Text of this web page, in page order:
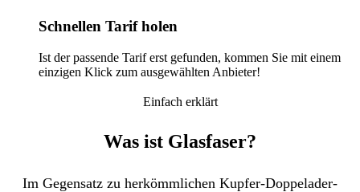
Schnellen Tarif holen
Ist der passende Tarif erst gefunden, kommen Sie mit einem
einzigen Klick zum ausgewählten Anbieter!
Einfach erklärt
Was ist Glasfaser?
Im Gegensatz zu herkömmlichen Kupfer-Doppelader-